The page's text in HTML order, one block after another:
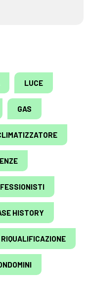
LUCE
GAS
HISTORY
RIQUALIFICAZIONE